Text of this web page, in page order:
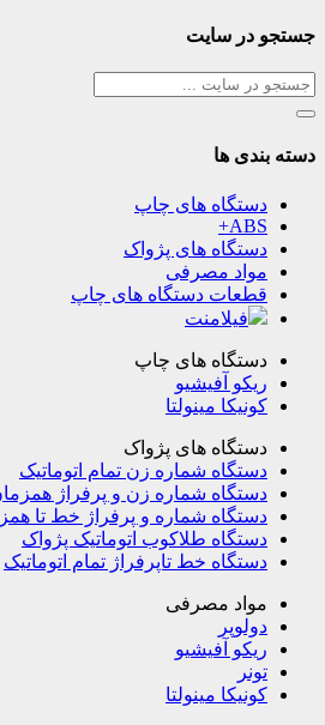
جستجو در سایت
دسته بندی ها
دستگاه های چاپ
ABS+
دستگاه های پژواک
مواد مصرفی
قطعات دستگاه های چاپ
فیلامنت
دستگاه های چاپ
ریکو آفیشیو
کونیکا مینولتا
دستگاه های پژواک
دستگاه شماره زن تمام اتوماتیک
دستگاه شماره زن و پرفراژ
دستگاه شماره و پرفراژ خط تا
دستگاه طلاکوب اتوماتیک پژواک
دستگاه خط تاپرفراژ تمام اتوماتیک
مواد مصرفی
دولوپر
ریکو آفیشیو
تونر
کونیکا مینولتا